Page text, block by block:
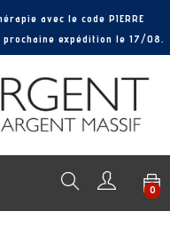
avec le code PIERRE
prochaine expédition le 17/08.
0